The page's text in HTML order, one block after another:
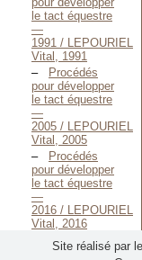
le tact équestre
—
1991 / LEPOURIEL
Vital, 1991
Procédés
pour développer
le tact équestre
—
2005 / LEPOURIEL
Vital, 2005
Procédés
pour développer
le tact équestre
—
2016 / LEPOURIEL
Vital, 2016
"EC de
pratiquer
Site réalisé par le